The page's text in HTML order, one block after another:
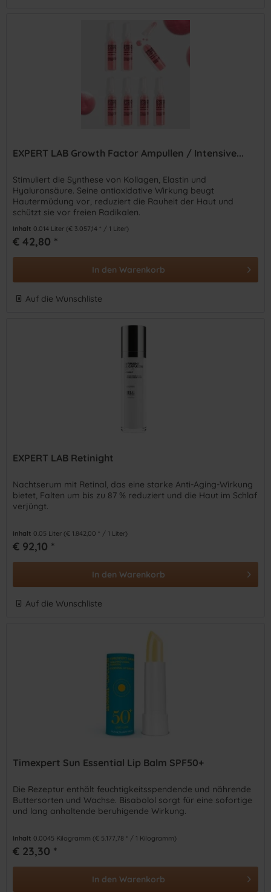
EXPERT LAB Growth Factor Ampullen / Intensive...
Stimuliert die Synthese von Kollagen, Elastin und
Hyaluronsäure. Seine antioxidative Wirkung beugt
Hautermüdung vor, reduziert die Rauheit der Haut und
schützt sie vor freien Radikalen.
Inhalt 0.014 Liter (€ 3.057,14 * / 1 Liter)
€ 42,80 *
In den Warenkorb
Auf die Wunschliste
EXPERT LAB Retinight
Nachtserum mit Retinal, das eine starke Anti-Aging-Wirkung
bietet, Falten um bis zu 87 % reduziert und die Haut im Schlaf
verjüngt.
Inhalt 0.05 Liter (€ 1.842,00 * / 1 Liter)
€ 92,10 *
In den Warenkorb
Auf die Wunschliste
Timexpert Sun Essential Lip Balm SPF50+
Die Rezeptur enthält feuchtigkeitsspendende und nährende
Buttersorten und Wachse. Bisabolol sorgt für eine sofortige
und lang anhaltende beruhigende Wirkung.
Inhalt 0.0045 Kilogramm (€ 5.177,78 * / 1 Kilogramm)
€ 23,30 *
In den Warenkorb